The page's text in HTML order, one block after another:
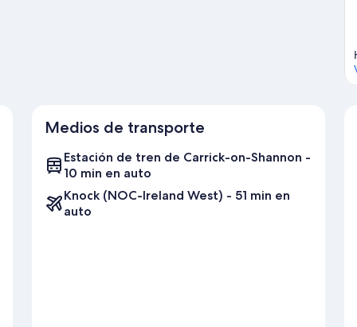
Medios de transporte
Estación de tren de Carrick-on-Shannon -
10 min en auto
Knock (NOC-Ireland West) - 51 min en
auto